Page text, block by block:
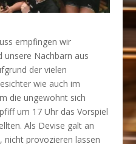
empfingen wir
unsere Nachbarn aus
der vielen
wie auch im
die ungewohnt sich
um 17 Uhr das Vorspiel
Als Devise galt an
nicht provozieren lassen